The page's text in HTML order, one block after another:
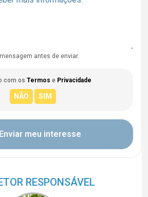
antes de enviar.
com os Termos e Privacidade
Enviar meu interesse
RESPONSÁVEL